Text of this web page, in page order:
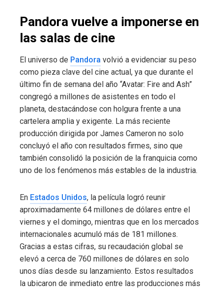
Pandora vuelve a imponerse en
las salas de cine
El universo de Pandora volvió a evidenciar su peso
como pieza clave del cine actual, ya que durante el
último fin de semana del año “Avatar: Fire and Ash”
congregó a millones de asistentes en todo el
planeta, destacándose con holgura frente a una
cartelera amplia y exigente. La más reciente
producción dirigida por James Cameron no solo
concluyó el año con resultados firmes, sino que
también consolidó la posición de la franquicia como
uno de los fenómenos más estables de la industria.
En Estados Unidos, la película logró reunir
aproximadamente 64 millones de dólares entre el
viernes y el domingo, mientras que en los mercados
internacionales acumuló más de 181 millones.
Gracias a estas cifras, su recaudación global se
elevó a cerca de 760 millones de dólares en solo
unos días desde su lanzamiento. Estos resultados
la ubicaron de inmediato entre las producciones más